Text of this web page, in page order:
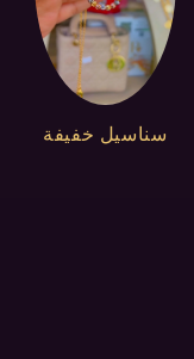
سناسيل خفيفة